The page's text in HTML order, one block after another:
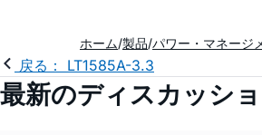
ホーム 製品 パワー・マネージ
戻る： LT1585A-3.3
最新のディスカッシ